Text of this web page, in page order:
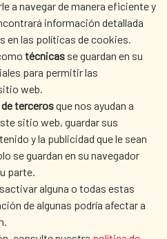
a navegar de manera eficiente y
información detallada
en las políticas de cookies.
técnicas se guardan en su
para permitir las
web.
tercerosque nos ayudan a
sitio web, guardar sus
y la publicidad que le sean
se guardan en su navegador
parte.
alguna o todas estas
de algunas podría afectar a
WHERE DO WE COOPERATE?
PRESS ROOM
LIBRARY